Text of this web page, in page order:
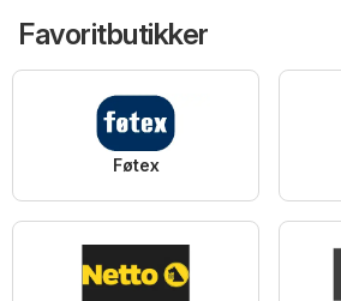
Favoritbutikker
Føtex